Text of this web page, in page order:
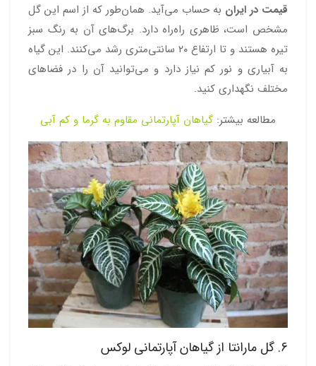
قیمت در ایران به ‌حساب می‌آید. همان‌طور که از اسم این گل
مشخص است، ظاهری راه‌راه دارد. برگ‌های آن به ‌رنگ سبز
تیره هستند و تا ارتفاع ۲۰ سانتی‌متری رشد می‌کنند. این گیاه
به آبیاری و نور کم نیاز دارد و می‌توانید آن را در فضاهای
مختلف نگهداری کنید.
مطالعه بیشتر: گیاهان آپارتمانی مقاوم به گرما و کم آبی
6. گل مارانتا از گیاهان آپارتمانی لوکس